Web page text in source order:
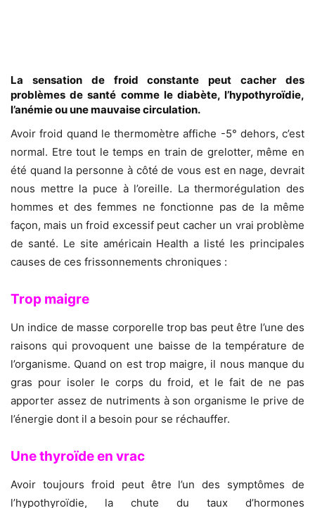
La sensation de froid constante peut cacher des
problèmes de santé comme le diabète, l’hypothyroïdie,
l’anémie ou une mauvaise circulation.
Avoir froid quand le thermomètre affiche -5° dehors, c’est
normal. Etre tout le temps en train de grelotter, même en
été quand la personne à côté de vous est en nage, devrait
nous mettre la puce à l’oreille. La thermorégulation des
hommes et des femmes ne fonctionne pas de la même
façon, mais un froid excessif peut cacher un vrai problème
de santé. Le site américain Health a listé les principales
causes de ces frissonnements chroniques :
Trop maigre
Un indice de masse corporelle trop bas peut être l’une des
raisons qui provoquent une baisse de la température de
l’organisme. Quand on est trop maigre, il nous manque du
gras pour isoler le corps du froid, et le fait de ne pas
apporter assez de nutriments à son organisme le prive de
l’énergie dont il a besoin pour se réchauffer.
Une thyroïde en vrac
Avoir toujours froid peut être l’un des symptômes de
l’hypothyroïdie, la chute du taux d’hormones